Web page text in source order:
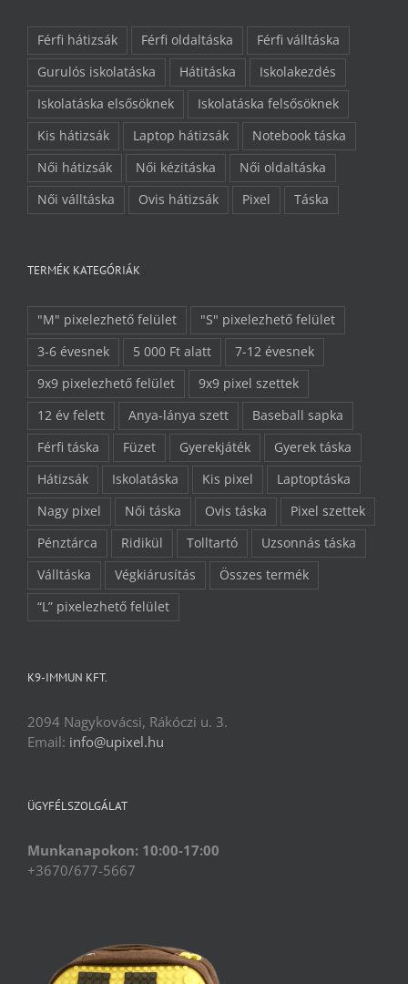
Férfi hátizsák Férfi oldaltáska
Férfi válltáska
Gurulós iskolatáska
Hátitáska
Iskolakezdés
Iskolatáska elsősöknek
Iskolatáska felsősöknek
Kis hátizsák
Laptop hátizsák
Notebook táska
Női hátizsák
Női kézitáska
Női oldaltáska
Női válltáska
Ovis hátizsák Pixel Táska
TERMÉK KATEGÓRIÁK
"M" pixelezhető felület
"S" pixelezhető felület
3-6 évesnek
5 000 Ft alatt
7-12 évesnek
9x9 pixelezhető felület
9x9 pixel szettek
12 év felett
Anya-lánya szett
Baseball sapka
Férfi táska
Füzet Gyerekjáték
Gyerek táska
Hátizsák
Iskolatáska Kis pixel
Laptoptáska
Nagy pixel
Női táska Ovis táska
Pixel szettek
Pénztárca
Ridikül Tolltartó
Uzsonnás táska
Válltáska
Végkiárusítás
Összes termék
“L” pixelezhető felület
K9-IMMUN KFT.
2094 Nagykovácsi, Rákóczi u. 3.
Email: info@upixel.hu
ÜGYFÉLSZOLGÁLAT
Munkanapokon: 10:00-17:00
+3670/677-5667